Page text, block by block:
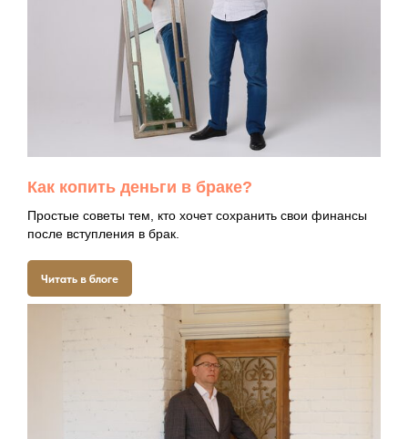
Записаться на
консультацию
Записаться через ВК
Как копить деньги в браке?
Простые советы тем, кто хочет сохранить свои финансы
после вступления в брак.
Читать в блоге